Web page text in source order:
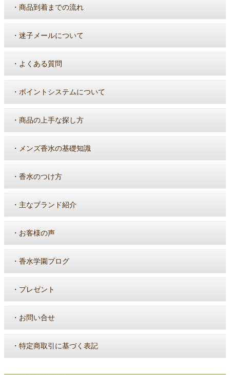
・ 商品到着までの流れ
・ 迷子メールについて
・ よくある質問
・ ポイントシステムについて
・ 商品の上手な探し方
・ メンズ香水の基礎知識
・ 香水のつけ方
・ 主なブランド紹介
・ お客様の声
・ 香水学園ブログ
・ プレゼント
・ お問い合せ
・ 特定商取引に基づく表記